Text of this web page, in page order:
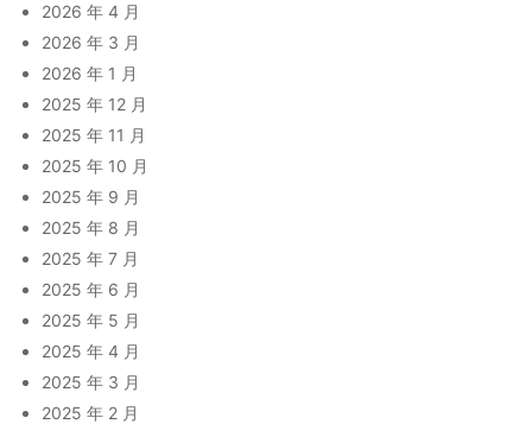
2026 年 4 月
2026 年 3 月
2026 年 1 月
2025 年 12 月
2025 年 11 月
2025 年 10 月
2025 年 9 月
2025 年 8 月
2025 年 7 月
2025 年 6 月
2025 年 5 月
2025 年 4 月
2025 年 3 月
2025 年 2 月